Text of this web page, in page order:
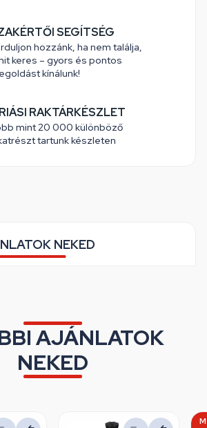
SEGÍTSÉG
hozzánk, ha nem találja,
keres – gyors és pontos
kínálunk!
RAKTÁRKÉSZLET
mint 20 000 különböző
tartunk készleten
NEKED
AJÁNLATOK
NEKED